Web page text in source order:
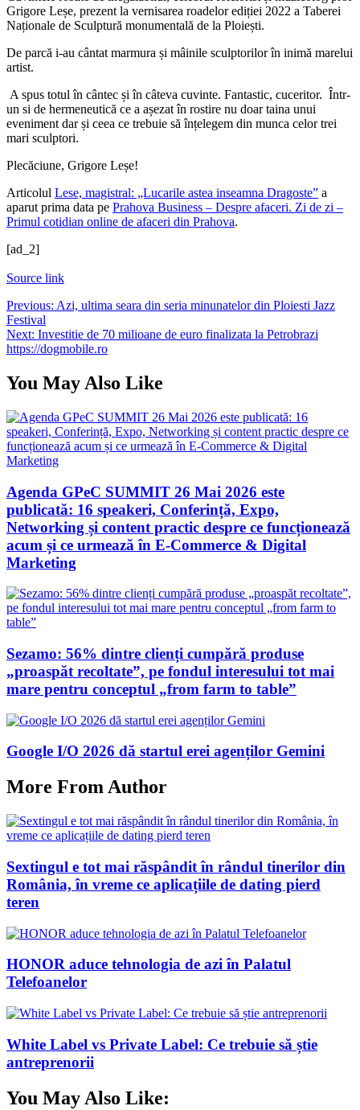
Grigore Leșe, prezent la vernisarea roadelor ediției 2022 a Taberei
Naționale de Sculptură monumentală de la Ploiești.
De parcă i-au cântat marmura și mâinile sculptorilor în inimă marelui
artist.
A spus totul în cântec și în câteva cuvinte. Fantastic, cuceritor. Într-
un si de hermeneutică ce a așezat în rostire nu doar taina unui
eveniment dar și ceea ce trebuie să înțelegem din munca celor trei
mari sculptori.
Plecăciune, Grigore Leșe!
Articolul Lese, magistral: „Lucarile astea inseamna Dragoste” a
aparut prima data pe Prahova Business – Despre afaceri. Zi de zi –
Primul cotidian online de afaceri din Prahova.
[ad_2]
Source link
Navigare
în
articole
Previous: Azi, ultima seara din seria minunatelor din Ploiesti Jazz
Festival
Next: Investitie de 70 milioane de euro finalizata la Petrobrazi
https://dogmobile.ro
You May Also Like
Agenda GPeC SUMMIT 26 Mai 2026 este
publicată: 16 speakeri, Conferință, Expo,
Networking și content practic despre ce funcționează
acum și ce urmează în E-Commerce & Digital
Marketing
Sezamo: 56% dintre clienți cumpără produse
„proaspăt recoltate”, pe fondul interesului tot mai
mare pentru conceptul „from farm to table”
Google I/O 2026 dă startul erei agenților Gemini
More From Author
Sextingul e tot mai răspândit în rândul tinerilor din
România, în vreme ce aplicațiile de dating pierd
teren
HONOR aduce tehnologia de azi în Palatul
Telefoanelor
White Label vs Private Label: Ce trebuie să știe
antreprenorii
You May Also Like: